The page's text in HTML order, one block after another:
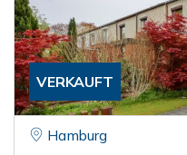
VERKAUFT
Hamburg